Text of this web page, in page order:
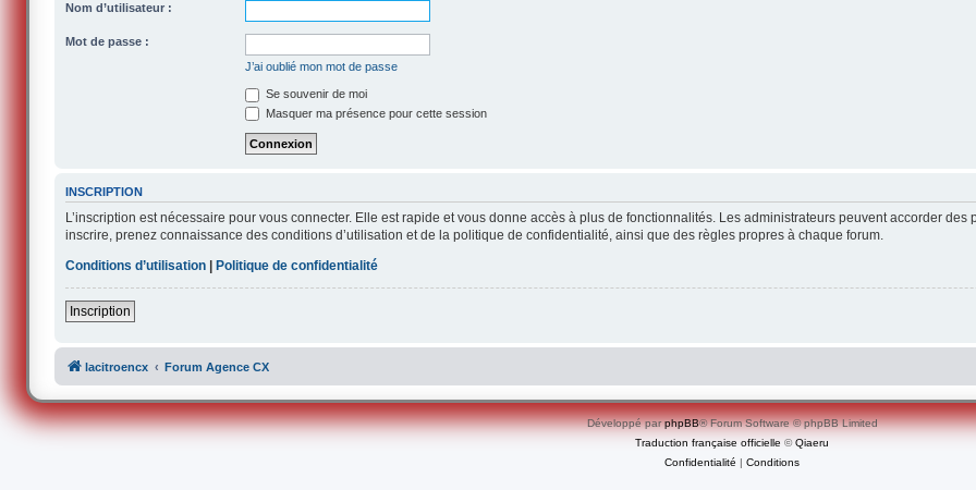
Nom d’utilisateur :
Mot de passe :
J’ai oublié mon mot de passe
Se souvenir de moi
Masquer ma présence pour cette session
INSCRIPTION
L’inscription est nécessaire pour vous connecter. Elle est rapide et vous donne accès à plus de fonctionnalités. Les administrateurs peuvent accorder
inscrire, prenez connaissance des conditions d’utilisation et de la politique de confidentialité, ainsi que des règles propres à chaque forum.
Conditions d’utilisation |Politique de confidentialité
Inscription
lacitroencx Forum Agence CX
Développé parphpBB® Forum Software © phpBB Limited
Traduction française officielle ©Qiaeru
Confidentialité | Conditions